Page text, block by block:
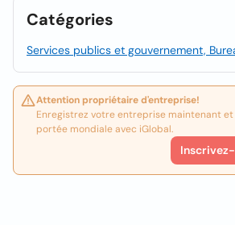
Catégories
Services publics et gouvernement,
Attention propriétaire d'entreprise!
Enregistrez votre entreprise maintenant
portée mondiale avec iGlobal.